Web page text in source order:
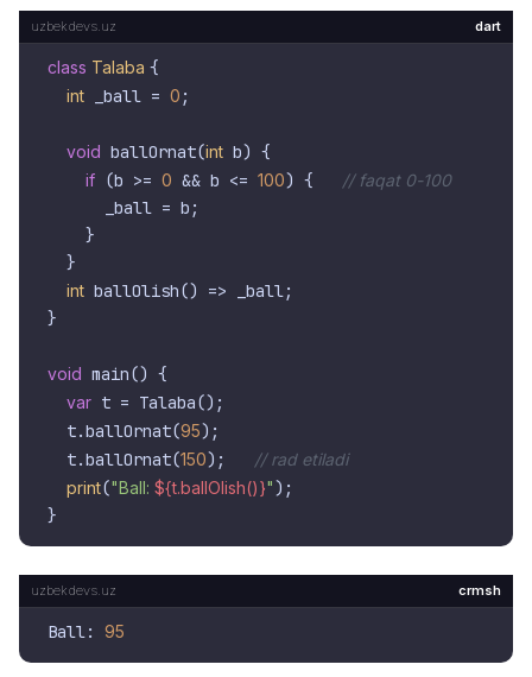
dart
class Talaba {
int _ball = 0 ;
void ballOrnat(int b) {
if (b >= 0 && b <= 100) { // faqat 0-100
      _ball = b;
    }
  }
int ballOlish() => _ball;
}
void main() {
var t = Talaba();
  t.ballOrnat(
95);
  t.ballOrnat(
150); // rad etiladi
print("Ball: ${t.ballOlish()}");
crmsh
Ball: 95